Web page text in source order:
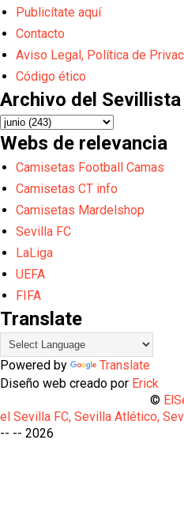
Publicítate aquí
Contacto
Aviso Legal, Política de
Código ético
Archivo del Sevillista
Webs de relevancia
Camisetas Football Camas
Camisetas CT info
Camisetas Mardelshop
Sevilla FC
LaLiga
UEFA
FIFA
Translate
Powered by
Translate
Diseño web creado por Erick
©
el Sevilla FC, Sevilla Atlético,
-- -- 2026